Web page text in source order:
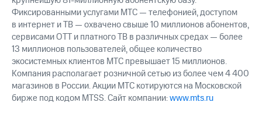
деловая этика
На главную
Фиксированными услугами МТС — телефонией, доступом
в интернет и ТВ — охвачено свыше 10 миллионов абонентов,
сервисами OTT и платного ТВ в различных средах — более
13 миллионов пользователей, общее количество
экосистемных клиентов МТС превышает 15 миллионов.
Компания располагает розничной сетью из более чем 4 400
магазинов в России. Акции МТС котируются на Московской
бирже под кодом MTSS. Сайт компании:www.mts.ru